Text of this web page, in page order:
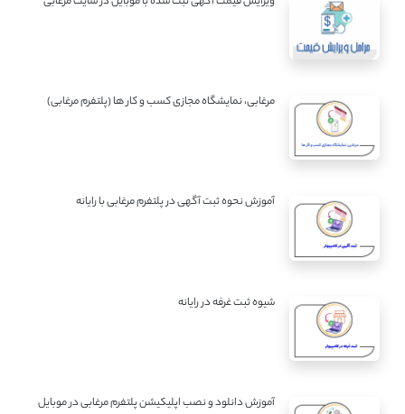
مرغابی، نمایشگاه مجازی کسب و کار ها (پلتفرم مرغابی)
آموزش نحوه ثبت آگهی در پلتفرم مرغابی با رایانه
شیوه ثبت غرفه در رایانه
آموزش دانلود و نصب اپلیکیشن پلتفرم مرغابی در موبایل